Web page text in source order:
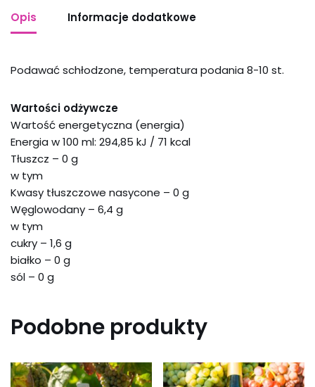
Opis Informacje dodatkowe
Podawać schłodzone, temperatura podania 8-10 st.
Wartości odżywcze
Wartość energetyczna (energia)
Energia w 100 ml: 294,85 kJ / 71 kcal
Tłuszcz – 0 g
w tym
Kwasy tłuszczowe nasycone – 0 g
Węglowodany – 6,4 g
w tym
cukry – 1,6 g
białko – 0 g
sól – 0 g
Podobne produkty